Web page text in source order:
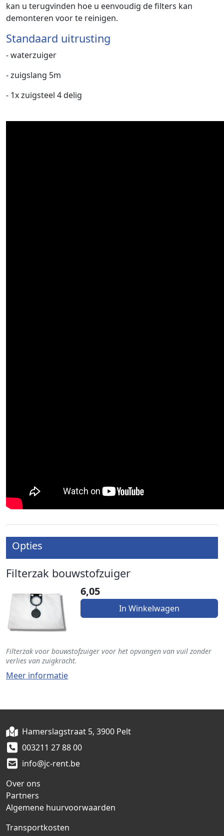
kan u terugvinden hoe u eenvoudig de filters kan
demonteren voor te reinigen.
Standaard uitrusting
- waterzuiger
- zuigslang 5m
- 1x zuigsteel 4 delig
Opties
Filterzak bouwstofzuiger
6,05
In Winkelwagen
Filterzak voor bouwstofzuiger voor het opvangen van vuil zonder
verlies van zuigkracht.
Meer informatie
Hamerslagstraat 5, 3900 Pelt
003211 27 88 00
info@jc-rent.be
Over ons
Partners
Algemene huurvoorwaarden
Transportkosten